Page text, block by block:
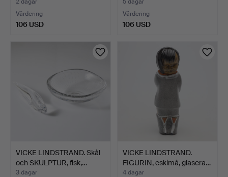
Värdering
106 USD
Värdering
106 USD
VICKE LINDSTRAND. Skål
och SKULPTUR, fisk,…
3 dagar
VICKE LINDSTRAND.
FIGURIN, eskimå, glasera…
4 dagar